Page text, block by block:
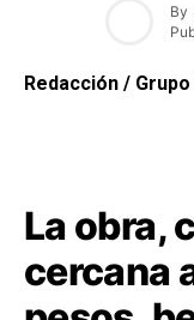
By
Redacción /
La obra,
cercana